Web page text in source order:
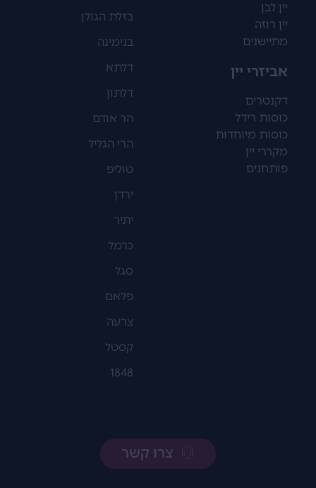
יין לבן
יין רוזה
מתיישנים
אביזרי יין
דקנטרים
כוסות רידל
כוסות מיוחדות
מקררי יין
פותחנים
בזלת הגולן
בנימינה
דלתא
דלתון
הר אודם
הרי הגליל
טוליפ
ירדן
יתיר
כרמל
סגל
פלאם
צרעה
קסטל
1848
צרו קשר